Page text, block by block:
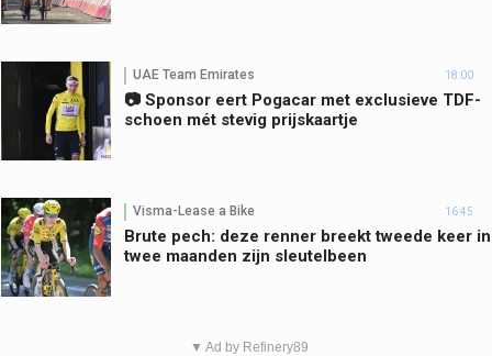
UAE Team Emirates 18:00
📷 Sponsor eert Pogacar met exclusieve TDF-
schoen mét stevig prijskaartje
Visma-Lease a Bike 16:45
Brute pech: deze renner breekt tweede keer in
twee maanden zijn sleutelbeen
▼ Ad by Refinery89